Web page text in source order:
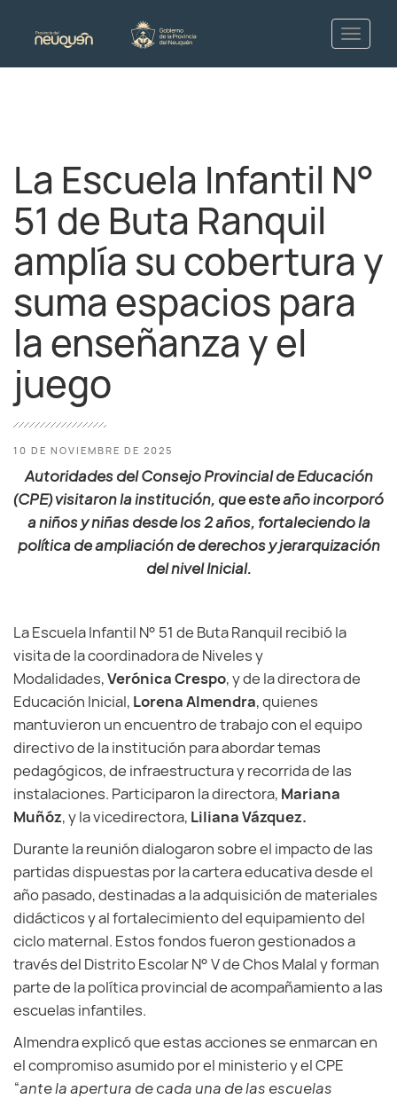
La Escuela Infantil N°
51 de Buta Ranquil
amplía su cobertura y
suma espacios para
la enseñanza y el
juego
10 DE NOVIEMBRE DE 2025
Autoridades del Consejo Provincial de Educación
(CPE) visitaron la institución, que este año incorporó
a niños y niñas desde los 2 años, fortaleciendo la
política de ampliación de derechos y jerarquización
del nivel Inicial.
La Escuela Infantil N° 51 de Buta Ranquil recibió la
visita de la coordinadora de Niveles y
Modalidades,Verónica Crespo, y de la directora de
Educación Inicial, Lorena Almendra, quienes
mantuvieron un encuentro de trabajo con el equipo
directivo de la institución para abordar temas
pedagógicos, de infraestructura y recorrida de las
instalaciones. Participaron la directora, Mariana
Muñóz, y la vicedirectora, Liliana Vázquez.
Durante la reunión dialogaron sobre el impacto de las
partidas dispuestas por la cartera educativa desde el
año pasado, destinadas a la adquisición de materiales
didácticos y al fortalecimiento del equipamiento del
ciclo maternal. Estos fondos fueron gestionados a
través del Distrito Escolar N° V de Chos Malal y forman
parte de la política provincial de acompañamiento a las
escuelas infantiles.
Almendra explicó que estas acciones se enmarcan en
el compromiso asumido por el ministerio y el CPE
“ante la apertura de cada una de las escuelas